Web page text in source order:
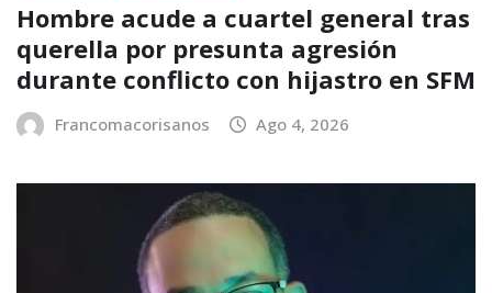
Hombre acude a cuartel general tras
querella por presunta agresión
durante conflicto con hijastro en SFM
Francomacorisanos Ago 4, 2026